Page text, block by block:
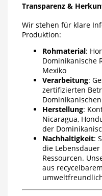
Transparenz &
Wir stehen für klare
Produktion:
Rohmaterial:
Dominikanische
Mexiko
Verarbeitung:
zertifizierten
Herstellung:
Nicaragua,
der
Nachhaltigkeit:
die
Ressourcen.
aus